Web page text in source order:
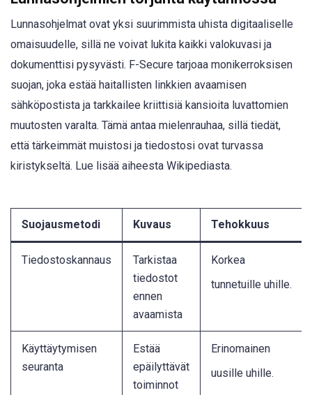
Lunnasohjelmat ovat yksi suurimmista uhista digitaaliselle
omaisuudelle, sillä ne voivat lukita kaikki valokuvasi ja
dokumenttisi pysyvästi. F-Secure tarjoaa monikerroksisen
suojan, joka estää haitallisten linkkien avaamisen
sähköpostista ja tarkkailee kriittisiä kansioita luvattomien
muutosten varalta. Tämä antaa mielenrauhaa, sillä tiedät,
että tärkeimmät muistosi ja tiedostosi ovat turvassa
kiristykseltä. Lue lisää aiheesta Wikipediasta.
Suojausmetodi Kuvaus Tehokkuus
Tiedostoskannaus
Tarkistaa
tiedostot
ennen
avaamista
Korkea
tunnetuille uhille.
Käyttäytymisen
seuranta
Estää
epäilyttävät
toiminnot
Erinomainen
uusille uhille.